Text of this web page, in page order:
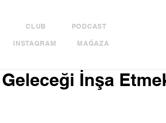
CLUB PODCAST
INSTAGRAM MAĞAZA
İnşa